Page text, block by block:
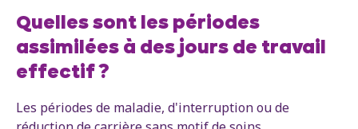
Quelles sont les périodes
assimilées à des jours de travail
effectif ?
Les périodes de maladie, d'interruption ou de